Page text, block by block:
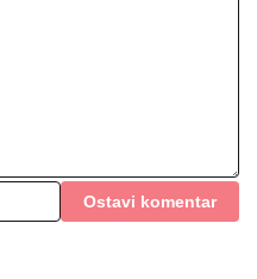
Ostavi komentar